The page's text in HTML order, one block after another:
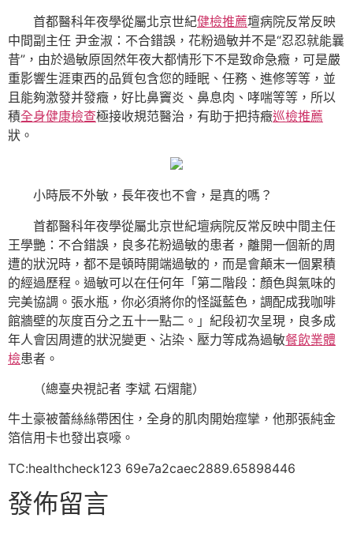
首都醫科年夜學從屬北京世紀健檢推薦壇病院反常反映
中間副主任 尹金淑：不合錯誤，花粉過敏并不是“忍忍就能曩
昔”，由於過敏原固然年夜大都情形下不是致命急癥，可是嚴
重影響生涯東西的品質包含您的睡眠、任務、進修等等，並
且能夠激發并發癥，好比鼻竇炎、鼻息肉、哮喘等等，所以
積全身健康檢查極接收規范醫治，有助于把持癥巡檢推薦
狀。
小時辰不外敏，長年夜也不會，是真的嗎？
首都醫科年夜學從屬北京世紀壇病院反常反映中間主任
王學艷：不合錯誤，良多花粉過敏的患者，離開一個新的周
遭的狀況時，都不是頓時開端過敏的，而是會顛末一個累積
的經過歷程。過敏可以在任何年「第二階段：顏色與氣味的
完美協調。張水瓶，你必須將你的怪誕藍色，調配成我咖啡
館牆壁的灰度百分之五十一點二。」紀段初次呈現，良多成
年人會因周遭的狀況變更、沾染、壓力等成為過敏餐飲業體
檢患者。
（總臺央視記者 李斌 石熠龍）
牛土豪被蕾絲絲帶困住，全身的肌肉開始痙攣，他那張純金
箔信用卡也發出哀嚎。
TC:healthcheck123 69e7a2caec2889.65898446
發佈留言